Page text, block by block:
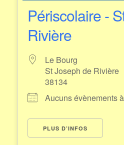
Périscolaire -
Rivière
Le Bourg
St Joseph de Rivière
38134
Aucuns évènements
PLUS D’INFOS